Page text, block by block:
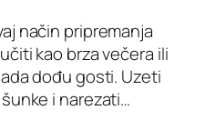
način pripremanja
kao brza večera ili
dođu gosti. Uzeti
i narezati…